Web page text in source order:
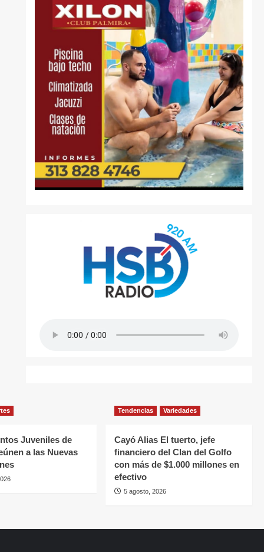
Juveniles de
a las Nuevas
Tendencias Variedades
Cayó Alias El tuerto, jefe
financiero del Clan del Golfo
con más de $1.000 millones en
efectivo
5 agosto, 2026